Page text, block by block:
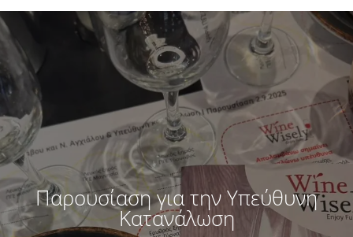
Παρουσίαση για την Υπεύθυνη
Κατανάλωση